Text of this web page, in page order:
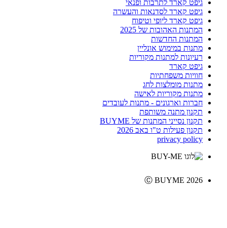
גיפט קארד לתרבות ופנאי
גיפט קארד לסדנאות והעשרה
גיפט קארד ליופי וטיפוח
המתנות האהובות של 2025
המתנות החדשות
מתנות במימוש אונליין
רעיונות למתנות מקוריות
גיפט קארד
חוויות משפחתיות
מתנות מומלצות לחג
מתנות מקוריות לאישה
חברות וארגונים - מתנות לעובדים
תקנון מתנה משותפת
תקנון נסייני המתנות של BUYME
תקנון פעילות ט"ו באב 2026
privacy policy
Ⓒ BUYME 2026